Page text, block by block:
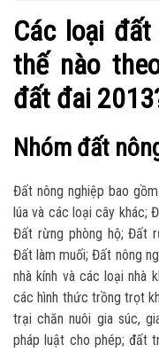
Các loại
thế nào
đất đai
Nhóm đất
Đất nông nghiệp bao
lúa và các loại cây khác;
Đất rừng phòng hộ; Đất
Đất làm muối; Đất nông
nhà kính và các loại nhà
các hình thức trồng trọt
trại chăn nuôi gia súc,
pháp luật cho phép; đất